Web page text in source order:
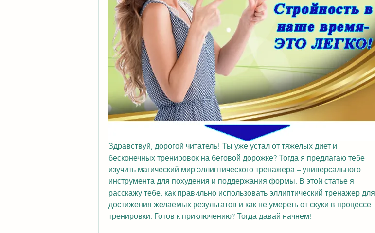
Здравствуй, дорогой читатель! Ты уже устал от тяжелых диет и
бесконечных тренировок на беговой дорожке? Тогда я предлагаю тебе
изучить магический мир эллиптического тренажера – универсального
инструмента для похудения и поддержания формы. В этой статье я
расскажу тебе, как правильно использовать эллиптический тренажер для
достижения желаемых результатов и как не умереть от скуки в процессе
тренировки. Готов к приключению? Тогда давай начнем!